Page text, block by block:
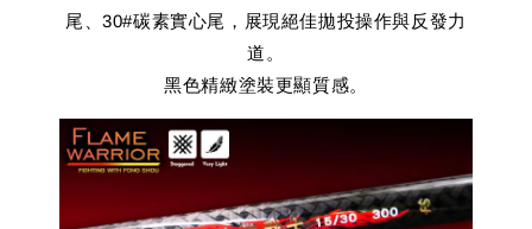
尾、30#碳素實心尾，展現絕佳拋投操作與反發力
道。
黑色精緻塗裝更顯質感。